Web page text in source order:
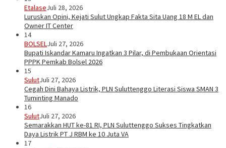
EtalaseJuli 28, 2026
Luruskan Opini, Kejati Sulut Ungkap Fakta Sita Uang 18 M EL dan
Owner IT Center
14
BOLSELJuli 27, 2026
Bupati Iskandar Kamaru Ingatkan 3 Pilar, di Pembukaan Orientasi
PPPK Pemkab Bolsel 2026
15
SulutJuli 27, 2026
Cegah Dini Bahaya Listrik, PLN Suluttenggo Literasi Siswa SMAN 3
Tuminting Manado
16
SulutJuli 27, 2026
Semarakkan HUT ke-81 RI, PLN Suluttenggo Sukses Tingkatkan
Daya Listrik PT J RBM ke 10 Juta VA
17